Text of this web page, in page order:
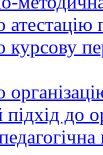
атестацію
курсову
до